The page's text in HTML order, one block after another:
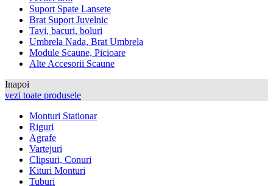
Suport Spate Lansete
Brat Suport Juvelnic
Tavi, bacuri, boluri
Umbrela Nada, Brat Umbrela
Module Scaune, Picioare
Alte Accesorii Scaune
Inapoi
vezi toate produsele
Monturi Stationar
Riguri
Agrafe
Vartejuri
Clipsuri, Conuri
Kituri Monturi
Tuburi